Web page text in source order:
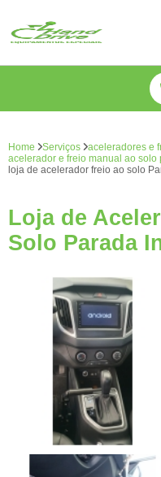
Home Serviços
aceleradores e
acelerador e freio manual ao solo
loja de acelerador freio ao solo
Loja de
Solo Parada